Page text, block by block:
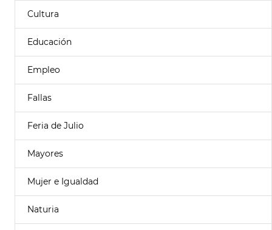
Cultura
Educación
Empleo
Fallas
Feria de Julio
Mayores
Mujer e Igualdad
Naturia